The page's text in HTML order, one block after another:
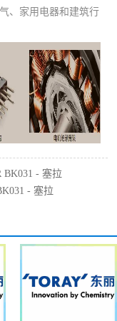
、家用电器和建筑行
BK031 - 塞拉
尼斯ppa代理
- 塞拉